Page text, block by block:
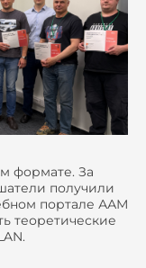
формате. За
получили
портале ААМ
теоретические